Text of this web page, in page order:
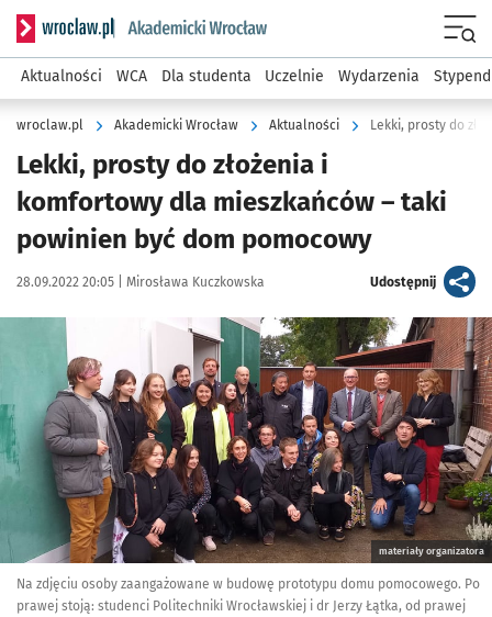
Serwis informacyjny wroclaw.pl podserwis: Akademicki
Aktualności WCA Dla studenta Uczelnie Wydarzenia
wroclaw.pl Akademicki Wrocław Aktualności
Lekki, prosty do złożenia i
komfortowy dla mieszkańców – taki
powinien być dom pomocowy
Data publikacji:
28.09.2022 20:05 | Autor:
Mirosława Kuczkowska Udostępnijartykuł
Kliknij, aby powiększyć
materiały organizatora
Na zdjęciu osoby zaangażowane w budowę prototypu domu pomocowego. Po
prawej stoją: studenci Politechniki Wrocławskiej i dr Jerzy Łątka, od prawej